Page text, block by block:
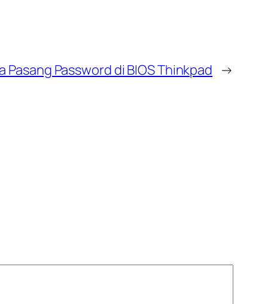
Pasang Password di BIOS Thinkpad →